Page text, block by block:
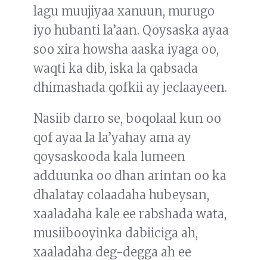
lagu muujiyaa xanuun, murugo
iyo hubanti la’aan. Qoysaska ayaa
soo xira howsha aaska iyaga oo,
waqti ka dib, iska la qabsada
dhimashada qofkii ay jeclaayeen.
Nasiib darro se, boqolaal kun oo
qof ayaa la la’yahay ama ay
qoysaskooda kala lumeen
adduunka oo dhan arintan oo ka
dhalatay colaadaha hubeysan,
xaaladaha kale ee rabshada wata,
musiibooyinka dabiiciga ah,
xaaladaha deg-degga ah ee